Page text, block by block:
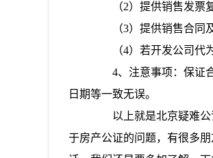
（2）提供销售发票复
（3）提供销售合同及
（4）若开发公司代为
4、注意事项：保证合
日期等一致无误。
以上就是北京疑难公
于房产公证的问题，有很多